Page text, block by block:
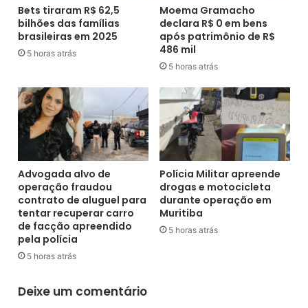
v
e
r
n
o
r
d
o
o
a
p
ó
s
i
e
a
r
a
t
a
d
e
o
a
ç
ã
o
'
c
o
r
Bets tiraram R$ 62,5
bilhões das famílias
brasileiras em 2025
5 horas atrás
Moema Gramacho
declara R$ 0 em bens
após patrimônio de R$
486 mil
5 horas atrás
Advogada alvo de
operação fraudou
contrato de aluguel para
tentar recuperar carro
de facção apreendido
pela polícia
5 horas atrás
Polícia Militar apreende
drogas e motocicleta
durante operação em
Muritiba
5 horas atrás
Deixe um comentário